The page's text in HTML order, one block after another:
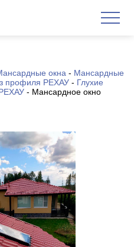
окна - Мансардные
профиля РЕХАУ - Глухие
- Мансардное окно